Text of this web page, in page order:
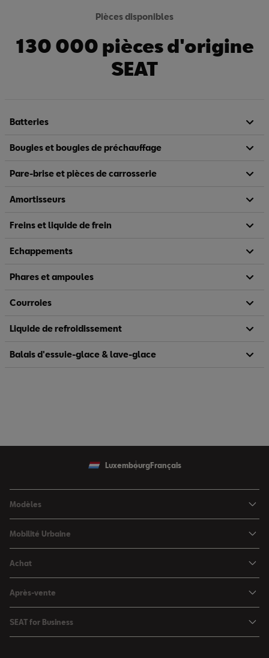
Pièces disponibles
130 000 pièces d'origine
SEAT
Batteries
Bougies et bougies de préchauffage
Pare-brise et pièces de carrosserie
Amortisseurs
Freins et liquide de frein
Echappements
Phares et ampoules
Courroies
Liquide de refroidissement
Balais d'essuie-glace & lave-glace
LuxembourgFrançais
Modèles
SEAT Arona
SEAT Leon
SEAT Leon Sportstourer
SEAT Ateca
Mobilité Urbaine
Voitures hybrides
Charger à domicile
Achat
Véhicules de stock
Conditions Summer
Après-vente
Services SEAT
SEAT for Business